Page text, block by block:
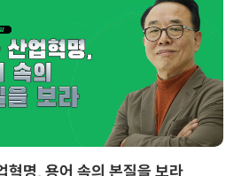
혁명, 용어 속의 본질을 보라